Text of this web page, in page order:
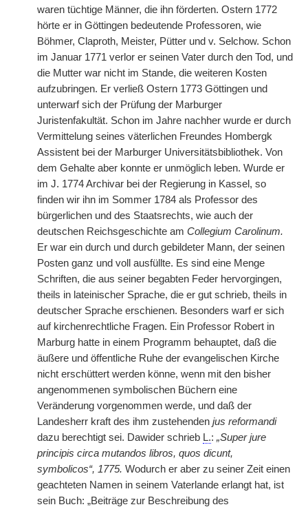
waren tüchtige Männer, die ihn förderten. Ostern 1772
hörte er in Göttingen bedeutende Professoren, wie
Böhmer, Claproth, Meister, Pütter und v. Selchow. Schon
im Januar 1771 verlor er seinen Vater durch den Tod, und
die Mutter war nicht im Stande, die weiteren Kosten
aufzubringen. Er verließ Ostern 1773 Göttingen und
unterwarf sich der Prüfung der Marburger
Juristenfakultät. Schon im Jahre nachher wurde er durch
Vermittelung seines väterlichen Freundes Hombergk
Assistent bei der Marburger Universitätsbibliothek. Von
dem Gehalte aber konnte er unmöglich leben. Wurde er
im J. 1774 Archivar bei der Regierung in Kassel, so
finden wir ihn im Sommer 1784 als Professor des
bürgerlichen und des Staatsrechts, wie auch der
deutschen Reichsgeschichte am Collegium Carolinum.
Er war ein durch und durch gebildeter Mann, der seinen
Posten ganz und voll ausfüllte. Es sind eine Menge
Schriften, die aus seiner begabten Feder hervorgingen,
theils in lateinischer Sprache, die er gut schrieb, theils in
deutscher Sprache erschienen. Besonders warf er sich
auf kirchenrechtliche Fragen. Ein Professor Robert in
Marburg hatte in einem Programm behauptet, daß die
äußere und öffentliche Ruhe der evangelischen Kirche
nicht erschüttert werden könne, wenn mit den bisher
angenommenen symbolischen Büchern eine
Veränderung vorgenommen werde, und daß der
Landesherr kraft des ihm zustehenden jus reformandi
dazu berechtigt sei. Dawider schrieb L.: „Super jure
principis circa mutandos libros, quos dicunt,
symbolicos“, 1775. Wodurch er aber zu seiner Zeit einen
geachteten Namen in seinem Vaterlande erlangt hat, ist
sein Buch: „Beiträge zur Beschreibung des